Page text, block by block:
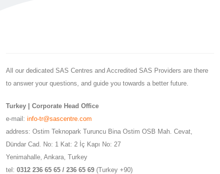
All our dedicated SAS Centres and Accredited SAS Providers are there
to answer your questions, and guide you towards a better future.
Turkey | Corporate Head Office
e-mail: info-tr@sascentre.com
address: Ostim Teknopark Turuncu Bina Ostim OSB Mah. Cevat,
Dündar Cad. No: 1 Kat: 2 İç Kapı No: 27
Yenimahalle, Ankara, Turkey
tel: 0312 236 65 65 / 236 65 69 (Turkey +90)